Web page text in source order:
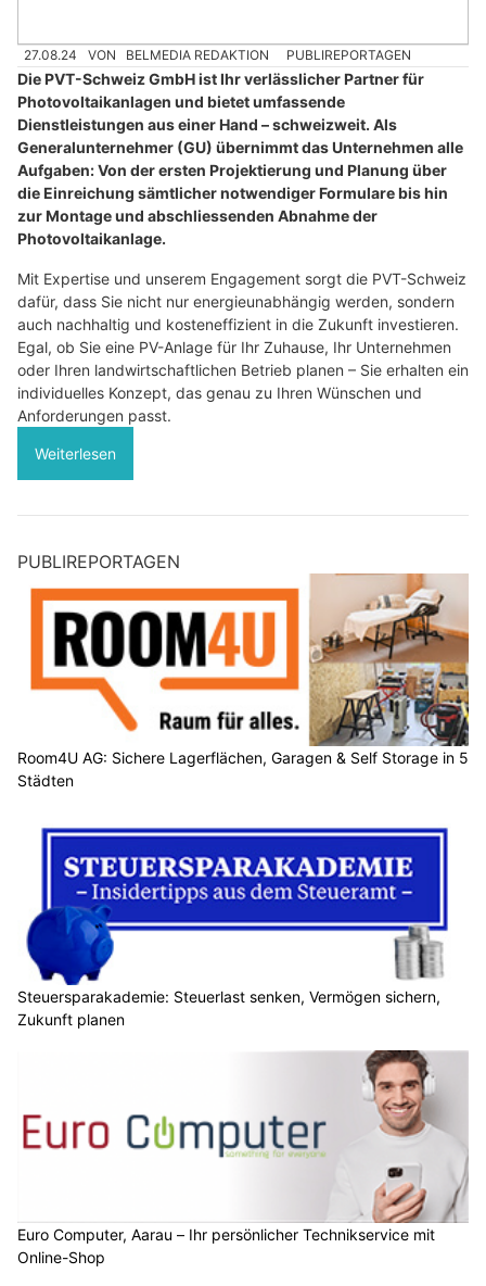
27.08.24 VON BELMEDIA REDAKTION PUBLIREPORTAGEN
Die PVT-Schweiz GmbH ist Ihr verlässlicher Partner für
Photovoltaikanlagen und bietet umfassende
Dienstleistungen aus einer Hand – schweizweit. Als
Generalunternehmer (GU) übernimmt das Unternehmen alle
Aufgaben: Von der ersten Projektierung und Planung über
die Einreichung sämtlicher notwendiger Formulare bis hin
zur Montage und abschliessenden Abnahme der
Photovoltaikanlage.
Mit Expertise und unserem Engagement sorgt die PVT-Schweiz
dafür, dass Sie nicht nur energieunabhängig werden, sondern
auch nachhaltig und kosteneffizient in die Zukunft investieren.
Egal, ob Sie eine PV-Anlage für Ihr Zuhause, Ihr Unternehmen
oder Ihren landwirtschaftlichen Betrieb planen – Sie erhalten ein
individuelles Konzept, das genau zu Ihren Wünschen und
Anforderungen passt.
Weiterlesen
PUBLIREPORTAGEN
Room4U AG: Sichere Lagerflächen, Garagen & Self Storage in 5
Städten
Steuersparakademie: Steuerlast senken, Vermögen sichern,
Zukunft planen
Euro Computer, Aarau – Ihr persönlicher Technikservice mit
Online-Shop